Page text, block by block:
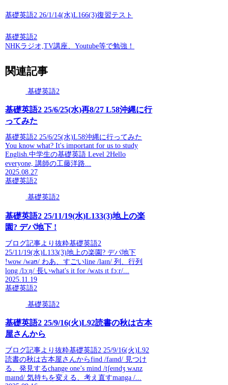
基礎英語2 26/1/14(水)L166(3)復習テスト
基礎英語2
NHKラジオ,TV講座、Youtube等で勉強！
関連記事
基礎英語2
基礎英語2 25/6/25(水)再8/27 L58沖縄に行
ってみた
基礎英語2 25/6/25(水)L58沖縄に行ってみた
You know what? It's important for us to study
English.中学生の基礎英語 Level 2Hello
everyone, 講師の工藤洋路...
2025.08.27
基礎英語2
基礎英語2
基礎英語2 25/11/19(水)L133(3)地上の楽
園? デパ地下 !
ブログ記事より抜粋基礎英語2
25/11/19(水)L133(3)地上の楽園? デパ地下
!wow /waʊ/ わあ、すごいline /laɪn/ 列、行列
long /lɔːŋ/ 長いwhat's it for /wʌts ɪt fɔːr/...
2025.11.19
基礎英語2
基礎英語2
基礎英語2 25/9/16(火)L92読書の秋は古本
屋さんから
ブログ記事より抜粋基礎英語2 25/9/16(火)L92
読書の秋は古本屋さんからfind /faɪnd/ 見つけ
る、発見するchange one’s mind /tʃeɪndʒ wʌnz
maɪnd/ 気持ちを変える、考え直すmanga /...